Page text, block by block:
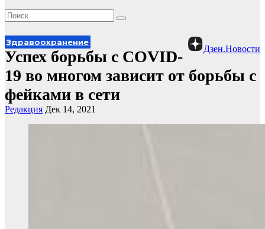
Дзен.Новости
Здравоохранение
Успех борьбы с COVID-
19 во многом зависит от борьбы с
фейками в сети
Редакция Дек 14, 2021